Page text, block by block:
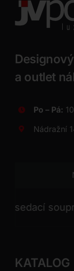
a outlet
Po – Pá:
Nádražní
souprava
KATALOG